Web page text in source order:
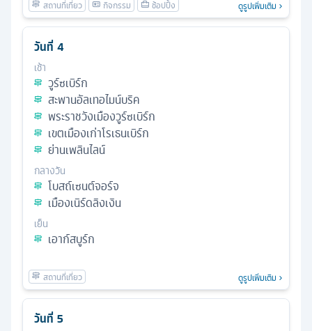
ดูรูปเพิ่มเติม
วันที่ 4
เช้า
วูร์ซเบิร์ก
สะพานอัลเทอไมน์บริค
พระราชวังเมืองวูร์ซเบิร์ก
เขตเมืองเก่าโรเธนเบิร์ก
ย่านเพลินไลน์
กลางวัน
โบสถ์เซนต์จอร์จ
เมืองเนิร์ดลิงเงิน
เย็น
เอาก์สบูร์ก
ดูรูปเพิ่มเติม
วันที่ 5